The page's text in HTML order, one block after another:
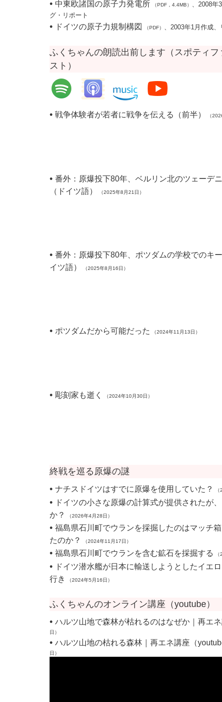
• 中東欧諸国の原子力発電所 （PDF，4.4MB） 、2008年
グ・リポート
• ドイツの原子力規制構図 （PDF） 、2003年1月作成、
ふくちゃんの朗読出前します（スポティ
スト）
• 戦争体験者が若者に戦争を伝える（前半） （
• 番外：原爆投下80年、ベルリン北のツェーデ
（ドイツ語）
（2025年8月21日）
• 番外：原爆投下80年、ポツダムの学校でのキ
イツ語）
（2025年8月16日）
• ポツダムだから可能だった （2024年11月13日）
• 彫刻家も逝く （2024年10月30日）
終戦を巡る原爆の謎
• ナチスドイツはすでに原爆を使用していた？
• ドイツの小さな原爆の計算式が提供されたが
か？
（2026年4月28日）
• 福島県石川町でウランを採掘したのはマッチ
たのか？
（2024年11月17日）
• 福島県石川町でウランを含む鉱石を採掘する
• ドイツ潜水艦が日本に輸送しようとしたイエ
行き
（2024年5月16日）
ふくちゃんのオンライン講座（youtube）
• ハルツ山地で森林が枯れるのはなぜか｜再エ
日）
• ハルツ山地の枯れる森林｜再エネ講座（
日）